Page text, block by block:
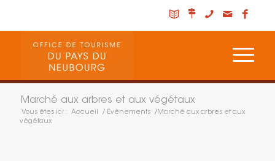
Marché aux arbres et aux végétaux
Vous êtes ici : Accueil / Évènements /Marché aux arbres et aux
végétaux